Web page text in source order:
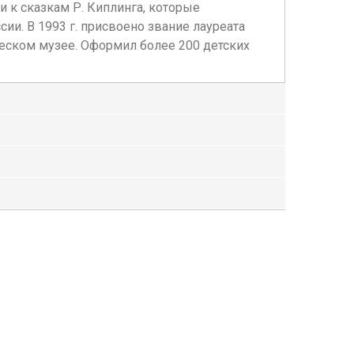
к сказкам Р. Киплинга, которые
В 1993 г. присвоено звание лауреата
музее. Оформил более 200 детских